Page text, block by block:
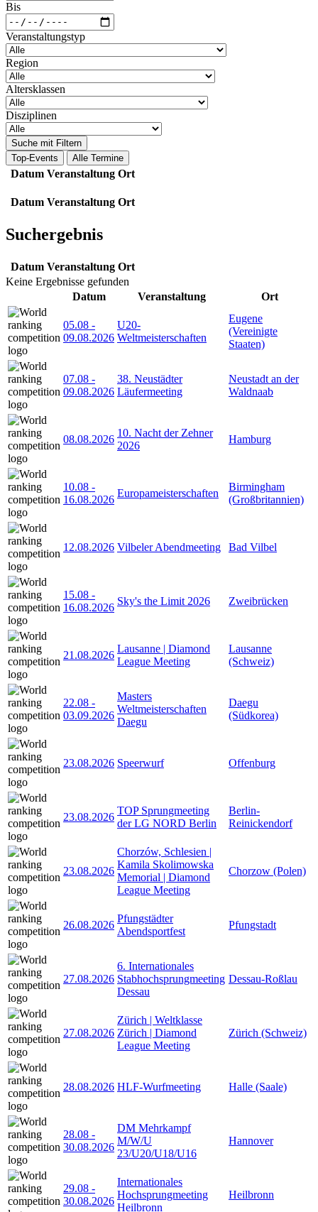
Bis
Veranstaltungstyp
Region
Altersklassen
Disziplinen
Suche mit Filtern
Top-Events
Alle Termine
Datum Veranstaltung Ort
Datum Veranstaltung Ort
Suchergebnis
Datum Veranstaltung Ort
Keine Ergebnisse gefunden
Datum
Veranstaltung Ort
05.08 -
09.08.2026
U20-
Weltmeisterschaften
Eugene
(Vereinigte
Staaten)
07.08 -
09.08.2026
38. Neustädter
Läufermeeting
Neustadt an der
Waldnaab
08.08.2026
10. Nacht der Zehner
2026
Hamburg
10.08 -
16.08.2026
Europameisterschaften
Birmingham
(Großbritannien)
12.08.2026 Vilbeler Abendmeeting Bad Vilbel
15.08 -
16.08.2026
Sky's the Limit 2026 Zweibrücken
21.08.2026
Lausanne | Diamond
League Meeting
Lausanne
(Schweiz)
22.08 -
03.09.2026
Masters
Weltmeisterschaften
Daegu
Daegu
(Südkorea)
23.08.2026 Speerwurf Offenburg
23.08.2026
TOP Sprungmeeting
der LG NORD Berlin
Berlin-
Reinickendorf
23.08.2026
Chorzów, Schlesien |
Kamila Skolimowska
Memorial | Diamond
League Meeting
Chorzow (Polen)
26.08.2026
Pfungstädter
Abendsportfest
Pfungstadt
27.08.2026
6. Internationales
Stabhochsprungmeeting
Dessau
Dessau-Roßlau
27.08.2026
Zürich | Weltklasse
Zürich | Diamond
League Meeting
Zürich (Schweiz)
28.08.2026 HLF-Wurfmeeting Halle (Saale)
28.08 -
30.08.2026
DM Mehrkampf
M/W/U
23/U20/U18/U16
Hannover
29.08 -
30.08.2026
Internationales
Hochsprungmeeting
Heilbronn
Heilbronn